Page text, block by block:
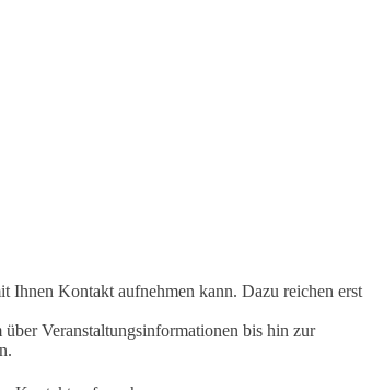
Ihnen Kontakt aufnehmen kann. Dazu reichen erst
Veranstaltungsinformationen bis hin zur